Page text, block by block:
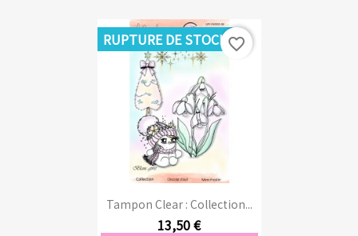
Tampon Clear : Collection...
13,50 €
RUPTURE DE STOCKfavorite_border